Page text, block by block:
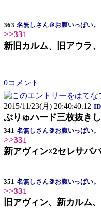
363 名無しさん＠お腹いっぱい。
>>331
新旧カルム、旧アウラ
0コメント
2015/11/23(月) 20:40:40.12
ぶりゅハード三枚抜き
341 名無しさん＠お腹いっぱい。
>>331
新アヴィン×2セレサバ
351 名無しさん＠お腹いっぱい。
>>331
旧アヴィン、新カルム